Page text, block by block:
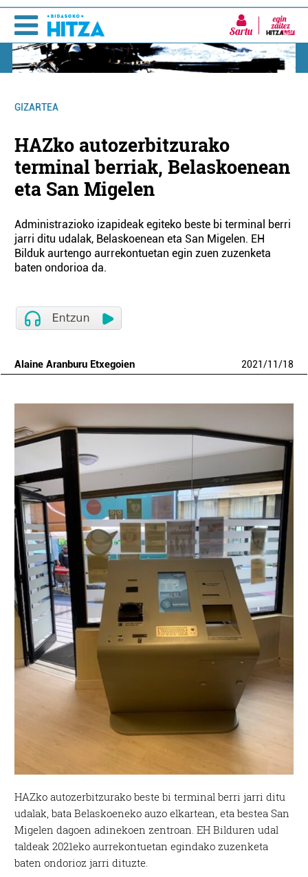
Sartu
GIZARTEA
HAZko autozerbitzurako
terminal berriak, Belaskoenean
eta San Migelen
Administrazioko izapideak egiteko beste bi terminal berri
jarri ditu udalak, Belaskoenean eta San Migelen. EH
Bilduk aurtengo aurrekontuetan egin zuen zuzenketa
baten ondorioa da.
Alaine Aranburu Etxegoien 2021/11/18
HAZko autozerbitzurako beste bi terminal berri jarri ditu
udalak, bata Belaskoeneko auzo elkartean, eta bestea San
Migelen dagoen adinekoen zentroan. EH Bilduren udal
taldeak 2021eko aurrekontuetan egindako zuzenketa
baten ondorioz jarri dituzte.